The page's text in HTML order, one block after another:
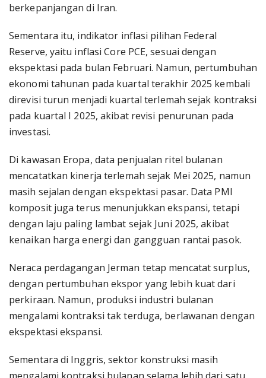
berkepanjangan di Iran.
Sementara itu, indikator inflasi pilihan Federal
Reserve, yaitu inflasi Core PCE, sesuai dengan
ekspektasi pada bulan Februari. Namun, pertumbuhan
ekonomi tahunan pada kuartal terakhir 2025 kembali
direvisi turun menjadi kuartal terlemah sejak kontraksi
pada kuartal I 2025, akibat revisi penurunan pada
investasi.
Di kawasan Eropa, data penjualan ritel bulanan
mencatatkan kinerja terlemah sejak Mei 2025, namun
masih sejalan dengan ekspektasi pasar. Data PMI
komposit juga terus menunjukkan ekspansi, tetapi
dengan laju paling lambat sejak Juni 2025, akibat
kenaikan harga energi dan gangguan rantai pasok.
Neraca perdagangan Jerman tetap mencatat surplus,
dengan pertumbuhan ekspor yang lebih kuat dari
perkiraan. Namun, produksi industri bulanan
mengalami kontraksi tak terduga, berlawanan dengan
ekspektasi ekspansi.
Sementara di Inggris, sektor konstruksi masih
mengalami kontraksi bulanan selama lebih dari satu